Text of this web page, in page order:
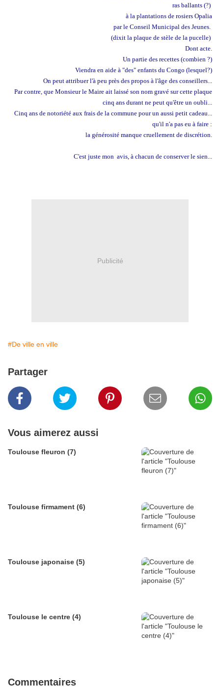
ras ballants (?)
à la plantations de rosiers Opalia
par le Conseil Municipal des Jeunes.
(dixit la plaque de stèle de la pucelle)
Dont acte.
Un partie des recettes (combien ?)
Viendra en aide à "des" enfants du Congo (lesquel?)
On peut attribuer l'à peu près des propos à l'âge des conseillers...
Par contre, que Monsieur le Maire ait laissé son nom gravé sur cette plaque
cinq ans durant ne peut qu'être un oubli...
Cinq ans de notoriété aux frais de la commune pour un aussi petit cadeau...
qu'il n'a pas eu à faire :
la générosité manque cruellement de discrétion.
C'est juste mon avis, à chacun de conserver le sien...
Publicité
#De ville en ville
Partager
Vous aimerez aussi
Toulouse fleuron (7)
Toulouse firmament (6)
Toulouse japonaise (5)
Toulouse le centre (4)
Commentaires